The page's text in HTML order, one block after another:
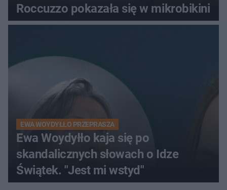
Roccuzzo pokazała się w mikrobikini
EWA WOYDYŁŁO PRZEPRASZA
Ewa Woydyłło kaja się po
skandalicznych słowach o Idze
Świątek. "Jest mi wstyd"